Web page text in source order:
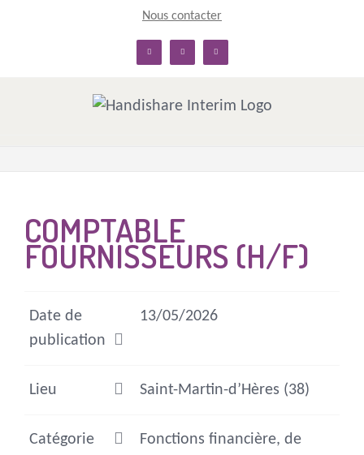
Nous contacter
linkedin facebook twitter
COMPTABLE
FOURNISSEURS (H/F)
Date de
publication
13/05/2026
Lieu Saint-Martin-d’Hères (38)
Catégorie
Fonctions financière, de